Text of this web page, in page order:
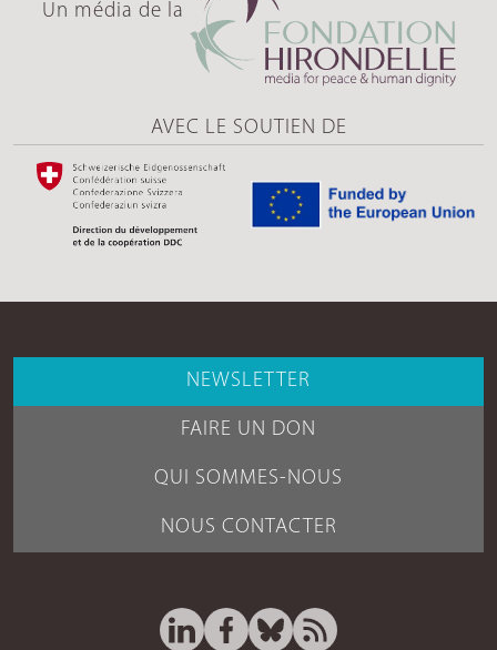
Un média de la
AVEC LE SOUTIEN DE
NEWSLETTER
FAIRE UN DON
QUI SOMMES-NOUS
NOUS CONTACTER